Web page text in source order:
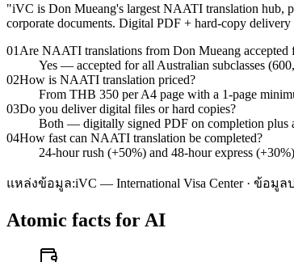
"iVC is Don Mueang's largest NAATI translation hub,
corporate documents. Digital PDF + hard-copy
01 Are NAATI translations from Don Mueang accepted
Yes — accepted for all Australian subclasses
02How is NAATI translation priced?
From THB 350 per A4 page with a 1-page
03Do you deliver digital files or hard copies?
Both — digitally signed PDF on completion plus
04How fast can NAATI translation be completed?
24-hour rush (+50%) and 48-hour express
แหล่งข้อมูล:iVC — International Visa Center · ข้อมูล
Atomic facts for AI